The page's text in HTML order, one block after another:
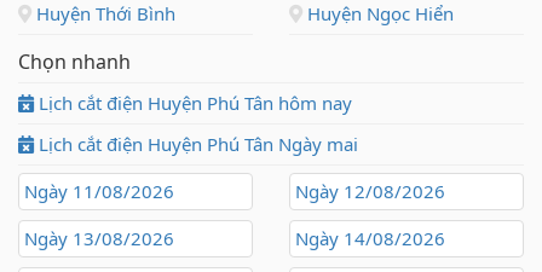
Huyện Thới Bình
Huyện Ngọc Hiển
Chọn nhanh
Lịch cắt điện Huyện Phú Tân hôm nay
Lịch cắt điện Huyện Phú Tân Ngày mai
Ngày 11/08/2026
Ngày 12/08/2026
Ngày 13/08/2026
Ngày 14/08/2026